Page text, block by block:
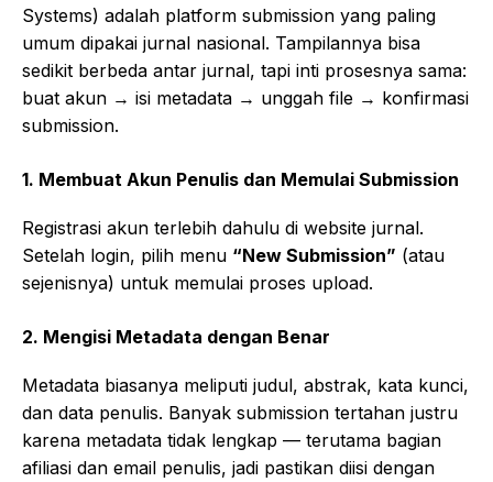
Systems) adalah platform submission yang paling
umum dipakai jurnal nasional. Tampilannya bisa
sedikit berbeda antar jurnal, tapi inti prosesnya sama:
buat akun → isi metadata → unggah file → konfirmasi
submission.
1. Membuat Akun Penulis dan Memulai Submission
Registrasi akun terlebih dahulu di website jurnal.
Setelah login, pilih menu “New Submission” (atau
sejenisnya) untuk memulai proses upload.
2. Mengisi Metadata dengan Benar
Metadata biasanya meliputi judul, abstrak, kata kunci,
dan data penulis. Banyak submission tertahan justru
karena metadata tidak lengkap — terutama bagian
afiliasi dan email penulis, jadi pastikan diisi dengan